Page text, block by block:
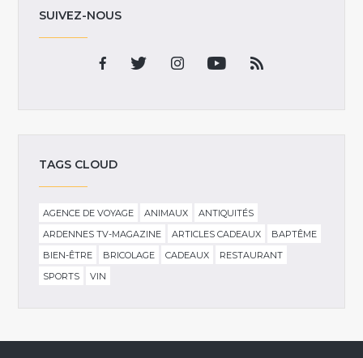
SUIVEZ-NOUS
TAGS CLOUD
AGENCE DE VOYAGE ANIMAUX
ANTIQUITÉS
ARDENNES TV-MAGAZINE
ARTICLES CADEAUX
BAPTÊME
BIEN-ÊTRE
BRICOLAGE CADEAUX
RESTAURANT
SPORTS
VIN